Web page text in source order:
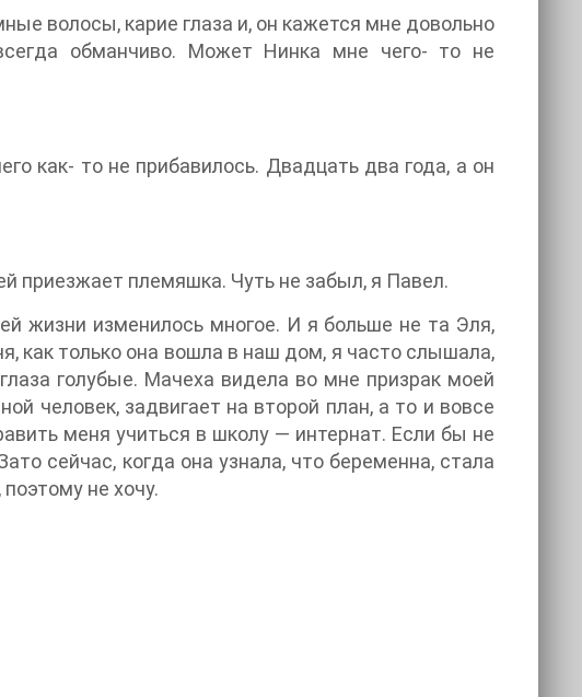
волосы, карие глаза и, он кажется мне довольно
обманчиво. Может Нинка мне чего- то не
как- то не прибавилось. Двадцать два года, а он
приезжает племяшка. Чуть не забыл, я Павел.
жизни изменилось многое. И я больше не та Эля,
как только она вошла в наш дом, я часто слышала,
голубые. Мачеха видела во мне призрак моей
человек, задвигает на второй план, а то и вовсе
меня учиться в школу — интернат. Если бы не
сейчас, когда она узнала, что беременна, стала
не хочу.